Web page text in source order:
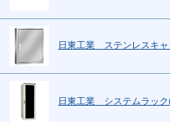
日東工業 ステンレスキャ
日東工業 システムラック